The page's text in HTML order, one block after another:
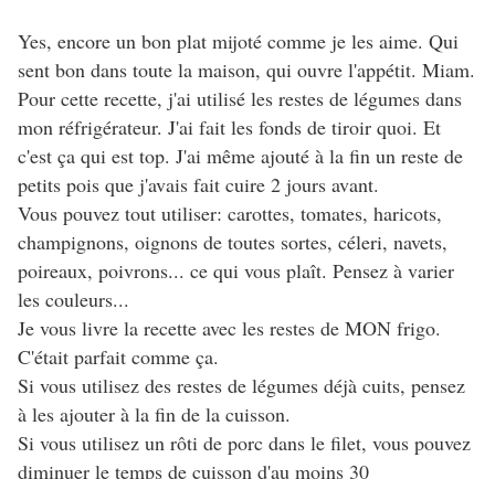
Yes, encore un bon plat mijoté comme je les aime. Qui
sent bon dans toute la maison, qui ouvre l'appétit. Miam.
Pour cette recette, j'ai utilisé les restes de légumes dans
mon réfrigérateur. J'ai fait les fonds de tiroir quoi. Et
c'est ça qui est top. J'ai même ajouté à la fin un reste de
petits pois que j'avais fait cuire 2 jours avant.
Vous pouvez tout utiliser: carottes, tomates, haricots,
champignons, oignons de toutes sortes, céleri, navets,
poireaux, poivrons... ce qui vous plaît. Pensez à varier
les couleurs...
Je vous livre la recette avec les restes de MON frigo.
C'était parfait comme ça.
Si vous utilisez des restes de légumes déjà cuits, pensez
à les ajouter à la fin de la cuisson.
Si vous utilisez un rôti de porc dans le filet, vous pouvez
diminuer le temps de cuisson d'au moins 30